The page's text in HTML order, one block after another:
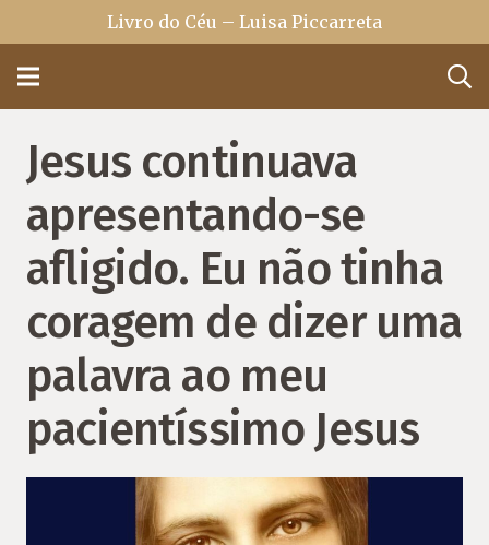
Livro do Céu – Luisa Piccarreta
Jesus continuava
apresentando-se
afligido. Eu não tinha
coragem de dizer uma
palavra ao meu
pacientíssimo Jesus